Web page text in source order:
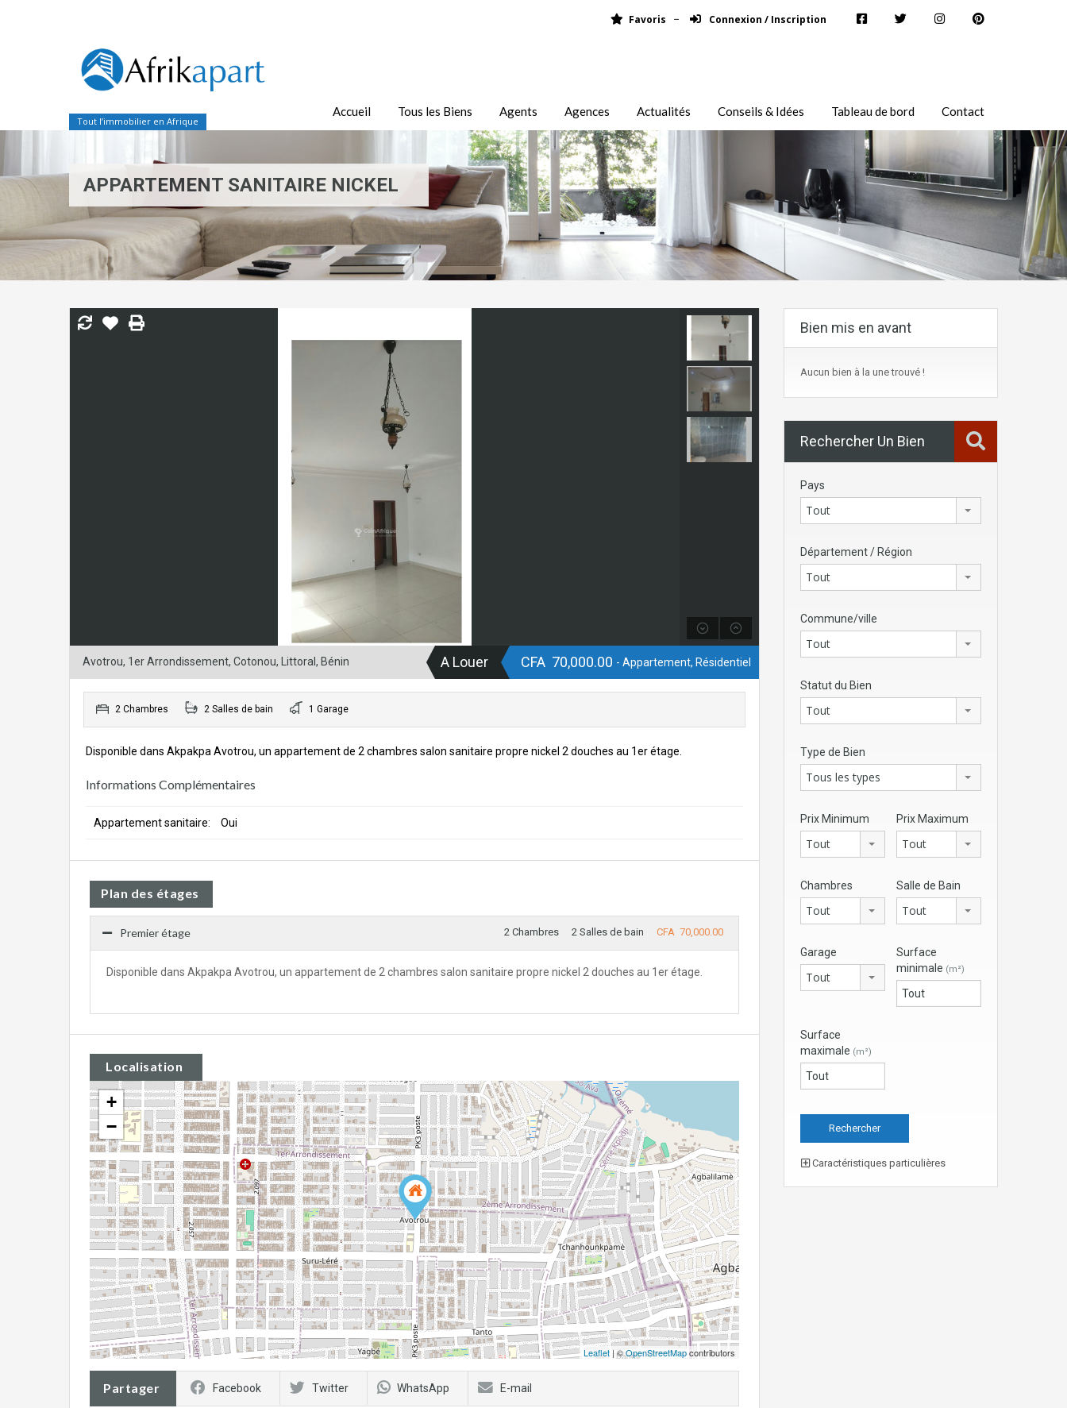
Favoris Connexion / Inscription
Tout l’immobilier en Afrique
Accueil Tous les Biens Agents Agences Actualités Conseils & Idées Tableau de bord Contact
APPARTEMENT SANITAIRE NICKEL
Avotrou, 1er Arrondissement, Cotonou, Littoral, Bénin A Louer CFA 70,000.00 - Appartement, Résidentiel
2 Chambres 2 Salles de bain 1 Garage
Disponible dans Akpakpa Avotrou, un appartement de 2 chambres salon sanitaire propre nickel 2 douches au 1er étage.
Informations Complémentaires
Appartement sanitaire: Oui
Plan des étages
Premier étage 2 Chambres 2 Salles de bain CFA 70,000.00
Disponible dans Akpakpa Avotrou, un appartement de 2 chambres salon sanitaire propre nickel 2 douches au 1er étage.
Localisation
+
−
Leaflet | ©OpenStreetMapcontributors
Partager Facebook Twitter WhatsApp E-mail
Bien mis en avant
Aucun bien à la une trouvé !
Rechercher Un Bien
Pays
Tout
Département / Région
Tout
Commune/ville
Tout
Statut du Bien
Tout
Type de Bien
Tous les types
Prix Minimum
Tout
Prix Maximum
Tout
Chambres
Tout
Salle de Bain
Tout
Garage
Tout
Surface
minimale (m²)
Surface
maximale (m²)
Caractéristiques particulières